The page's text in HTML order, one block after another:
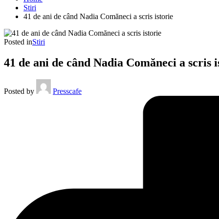
Stiri
41 de ani de când Nadia Comăneci a scris istorie
Posted inStiri
41 de ani de când Nadia Comăneci a scris
Posted by Presscafe